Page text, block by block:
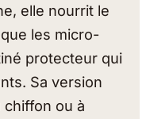
elle nourrit le
les micro-
protecteur qui
Sa version
chiffon ou à